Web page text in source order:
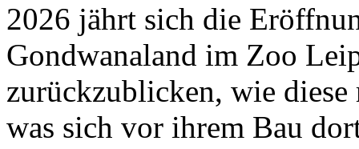
2026 jährt sich die
Gondwanaland im Zoo
zurückzublicken, wie diese
was sich vor ihrem Bau